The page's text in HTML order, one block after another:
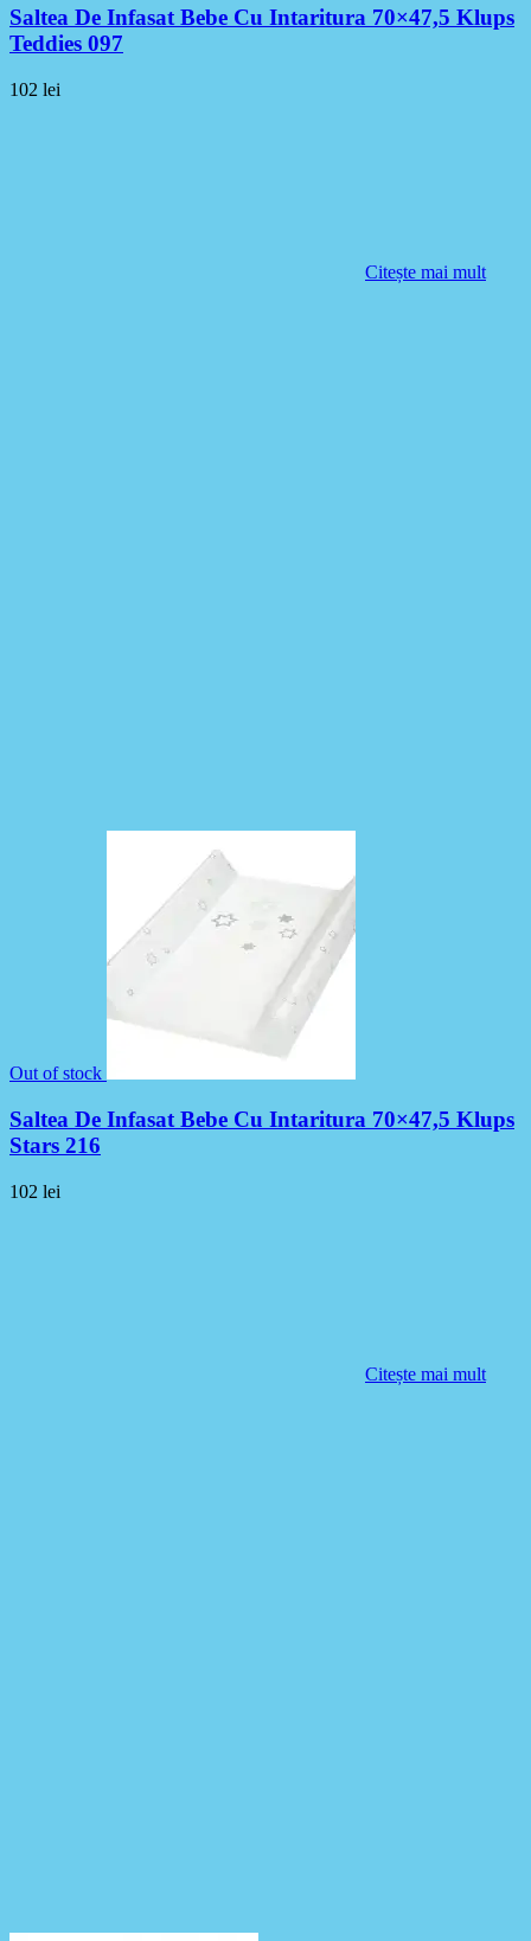
Saltea De Infasat Bebe Cu Intaritura 70×47,5 Klups
Teddies 097
102 lei
Citește mai mult
Out of stock
Saltea De Infasat Bebe Cu Intaritura 70×47,5 Klups
Stars 216
102 lei
Citește mai mult